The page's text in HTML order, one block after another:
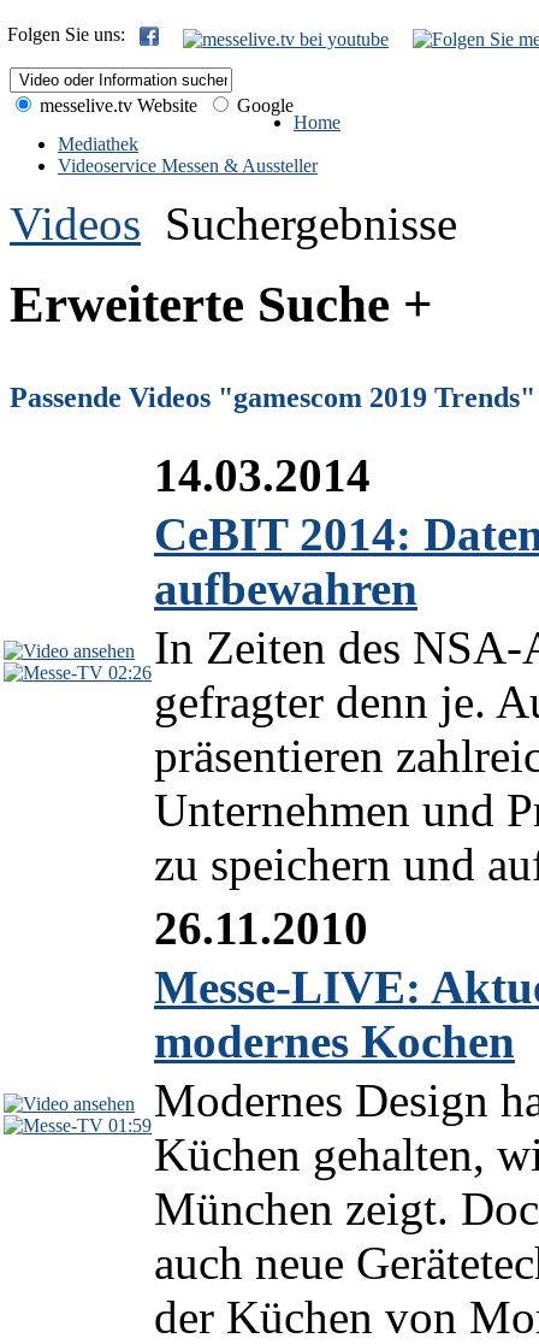
Folgen Sie uns:
messelive.tv Website
Google
Home
Mediathek
Videoservice Messen & Aussteller
Videos Suchergebnisse
Erweiterte Suche +
Passende Videos "gamescom 2019 Trends"
02:26
14.03.2014
CeBIT 2014:
aufbewahren
In Zeiten des NSA-
gefragter denn je.
präsentieren
Unternehmen und
zu speichern und
01:59
26.11.2010
Messe-LIVE:
modernes Kochen
Modernes Design
Küchen gehalten,
München zeigt.
auch neue
der Küchen von